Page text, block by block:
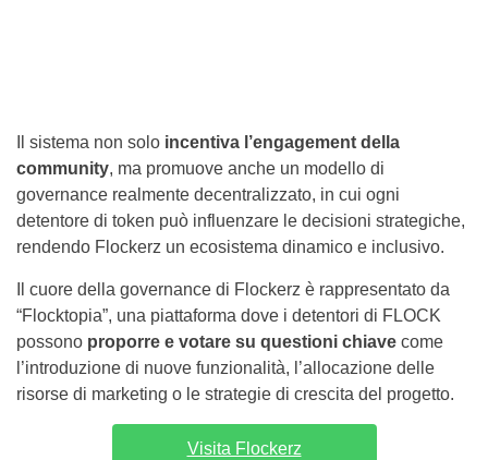
Il sistema non solo incentiva l’engagement della
community, ma promuove anche un modello di
governance realmente decentralizzato, in cui ogni
detentore di token può influenzare le decisioni strategiche,
rendendo Flockerz un ecosistema dinamico e inclusivo.
Il cuore della governance di Flockerz è rappresentato da
“Flocktopia”, una piattaforma dove i detentori di FLOCK
possono proporre e votare su questioni chiave come
l’introduzione di nuove funzionalità, l’allocazione delle
risorse di marketing o le strategie di crescita del progetto.
Visita Flockerz